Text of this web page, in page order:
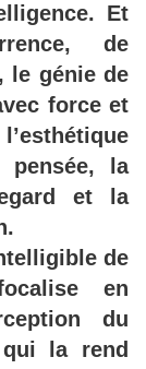
Et
de
le génie de
force et
pensée, la
et la
de
en
du
la rend